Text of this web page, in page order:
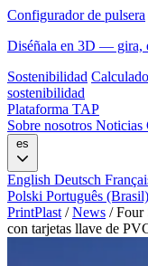
Configurador de pulsera
Diséñala en 3D — gira,
Sostenibilidad
sostenibilidad
Plataforma TAP
Sobre nosotros Noticias
es
English Deutsch
Polski Português (Brasil)
PrintPlast / News / Four
con tarjetas llave de